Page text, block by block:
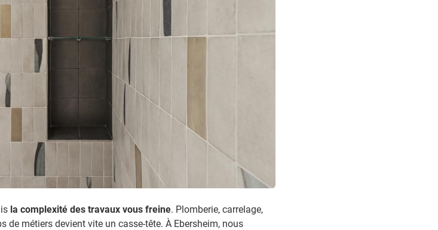
la complexité des travaux vous freine. Plomberie, carrelage,
de métiers devient vite un casse-tête. À Ebersheim, nous